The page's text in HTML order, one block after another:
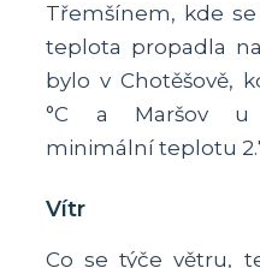
Třemšínem, kde
teplota propadla
bylo v Chotěšově,
°C a Maršov u
minimální teplotu
Vítr
Co se týče větru,